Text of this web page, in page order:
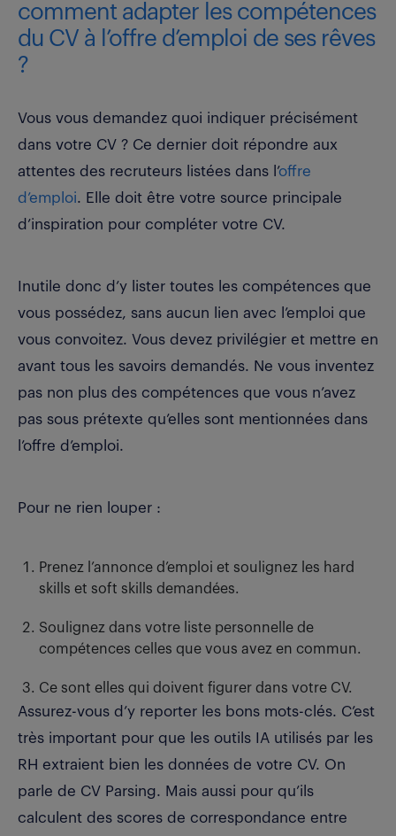
comment adapter les compétences
du CV à l’offre d’emploi de ses rêves
?
Vous vous demandez quoi indiquer précisément
dans votre CV ? Ce dernier doit répondre aux
attentes des recruteurs listées dans l’offre
d’emploi. Elle doit être votre source principale
d’inspiration pour compléter votre CV.
Inutile donc d’y lister toutes les compétences que
vous possédez, sans aucun lien avec l’emploi que
vous convoitez. Vous devez privilégier et mettre en
avant tous les savoirs demandés. Ne vous inventez
pas non plus des compétences que vous n’avez
pas sous prétexte qu’elles sont mentionnées dans
l’offre d’emploi.
Pour ne rien louper :
Prenez l’annonce d’emploi et soulignez les hard
skills et soft skills demandées.
Soulignez dans votre liste personnelle de
compétences celles que vous avez en commun.
Ce sont elles qui doivent figurer dans votre CV.
Assurez-vous d’y reporter les bons mots-clés. C’est
très important pour que les outils IA utilisés par les
RH extraient bien les données de votre CV. On
parle de CV Parsing. Mais aussi pour qu’ils
calculent des scores de correspondance entre